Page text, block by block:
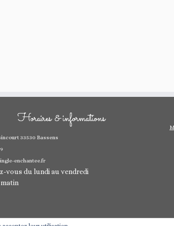
Horaires & informations
33530 Bassens
enchantee.fr
vous du lundi au vendredi